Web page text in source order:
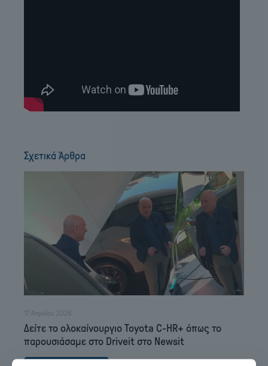
Σχετικά Άρθρα
17 Απριλίου 2026
Δείτε το ολοκαίνουργιο Toyota C-HR+ όπως το
παρουσιάσαμε στο Driveit στο Newsit